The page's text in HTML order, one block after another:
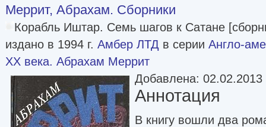
Меррит, Абрахам. Сборники
Корабль Иштар. Семь шагов к Сатане
издано в 1994 г. Амбер ЛТД в серии Англо-
XX века. Абрахам Меррит
Добавлена: 02.02.2013
Аннотация
В книгу вошли два